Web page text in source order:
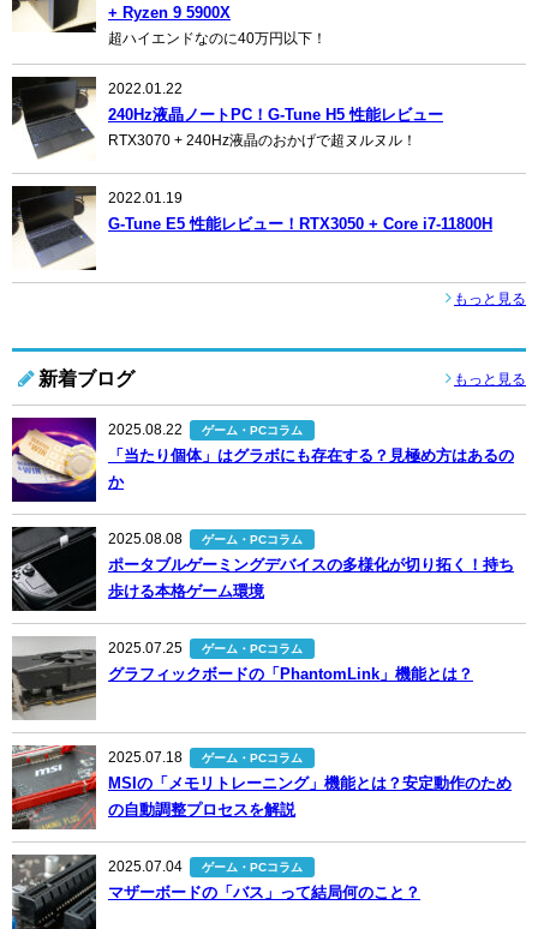
+ Ryzen 9 5900X
超ハイエンドなのに40万円以下！
2022.01.22
240Hz液晶ノートPC！G-Tune H5 性能レビュー
RTX3070 + 240Hz液晶のおかげで超ヌルヌル！
2022.01.19
G-Tune E5 性能レビュー！RTX3050 + Core i7-11800H
もっと見る
新着ブログ もっと見る
2025.08.22 ゲーム・PCコラム
「当たり個体」はグラボにも存在する？見極め方はあるの
か
2025.08.08 ゲーム・PCコラム
ポータブルゲーミングデバイスの多様化が切り拓く！持ち
歩ける本格ゲーム環境
2025.07.25 ゲーム・PCコラム
グラフィックボードの「PhantomLink」機能とは？
2025.07.18 ゲーム・PCコラム
MSIの「メモリトレーニング」機能とは？安定動作のため
の自動調整プロセスを解説
2025.07.04 ゲーム・PCコラム
マザーボードの「バス」って結局何のこと？